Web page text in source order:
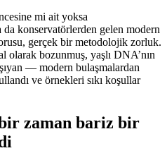
mi ait yoksa
da konservatörlerden gelen modern
gerçek bir metodolojik zorluk.
bozunmuş, yaşlı DNA’nın
— modern bulaşmalardan
ve örnekleri sıkı koşullar
zaman bariz bir